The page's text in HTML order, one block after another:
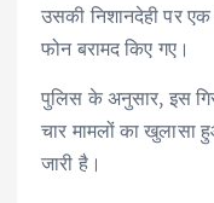
उसकी निशानदेही पर
फोन बरामद किए गए।
पुलिस के अनुसार, इस
चार मामलों का
जारी है।